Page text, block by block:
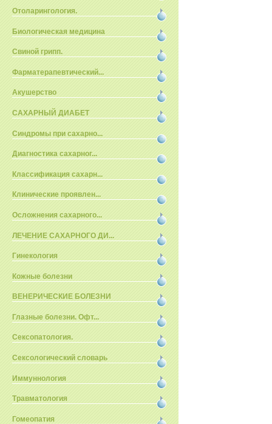
Отоларингология.
Биологическая медицина
Свиной грипп.
Фарматерапевтический...
Акушерство
САХАРНЫЙ ДИАБЕТ
Синдромы при сахарно...
Диагностика сахарног...
Классификация сахарн...
Клинические проявлен...
Осложнения сахарного...
ЛЕЧЕНИЕ САХАРНОГО ДИ...
Гинекология
Кожные болезни
ВЕНЕРИЧЕСКИЕ БОЛЕЗНИ
Глазные болезни. Офт...
Сексопатология.
Сексологический словарь
Иммуннология
Травматология
Гомеопатия